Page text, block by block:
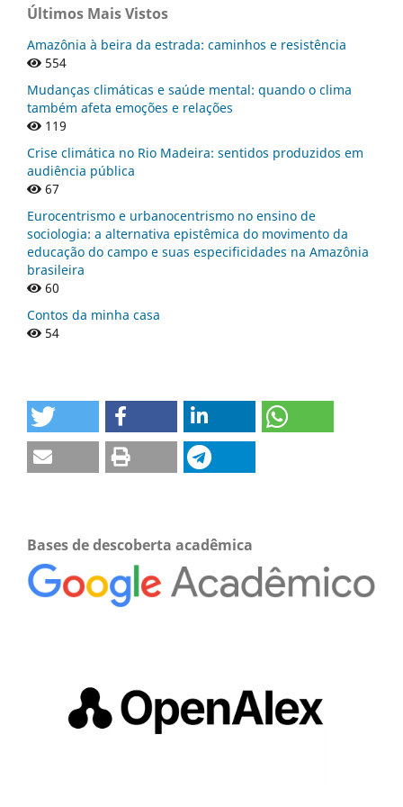
Últimos Mais Vistos
Amazônia à beira da estrada: caminhos e resistência
554
Mudanças climáticas e saúde mental: quando o clima
também afeta emoções e relações
119
Crise climática no Rio Madeira: sentidos produzidos em
audiência pública
67
Eurocentrismo e urbanocentrismo no ensino de
sociologia: a alternativa epistêmica do movimento da
educação do campo e suas especificidades na Amazônia
brasileira
60
Contos da minha casa
54
Bases de descoberta acadêmica